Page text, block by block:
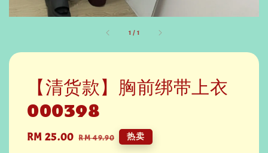
1 / 1
【清货款】胸前绑带上衣
000398
Sale
RM 25.00 Regular
RM 49.90 热卖